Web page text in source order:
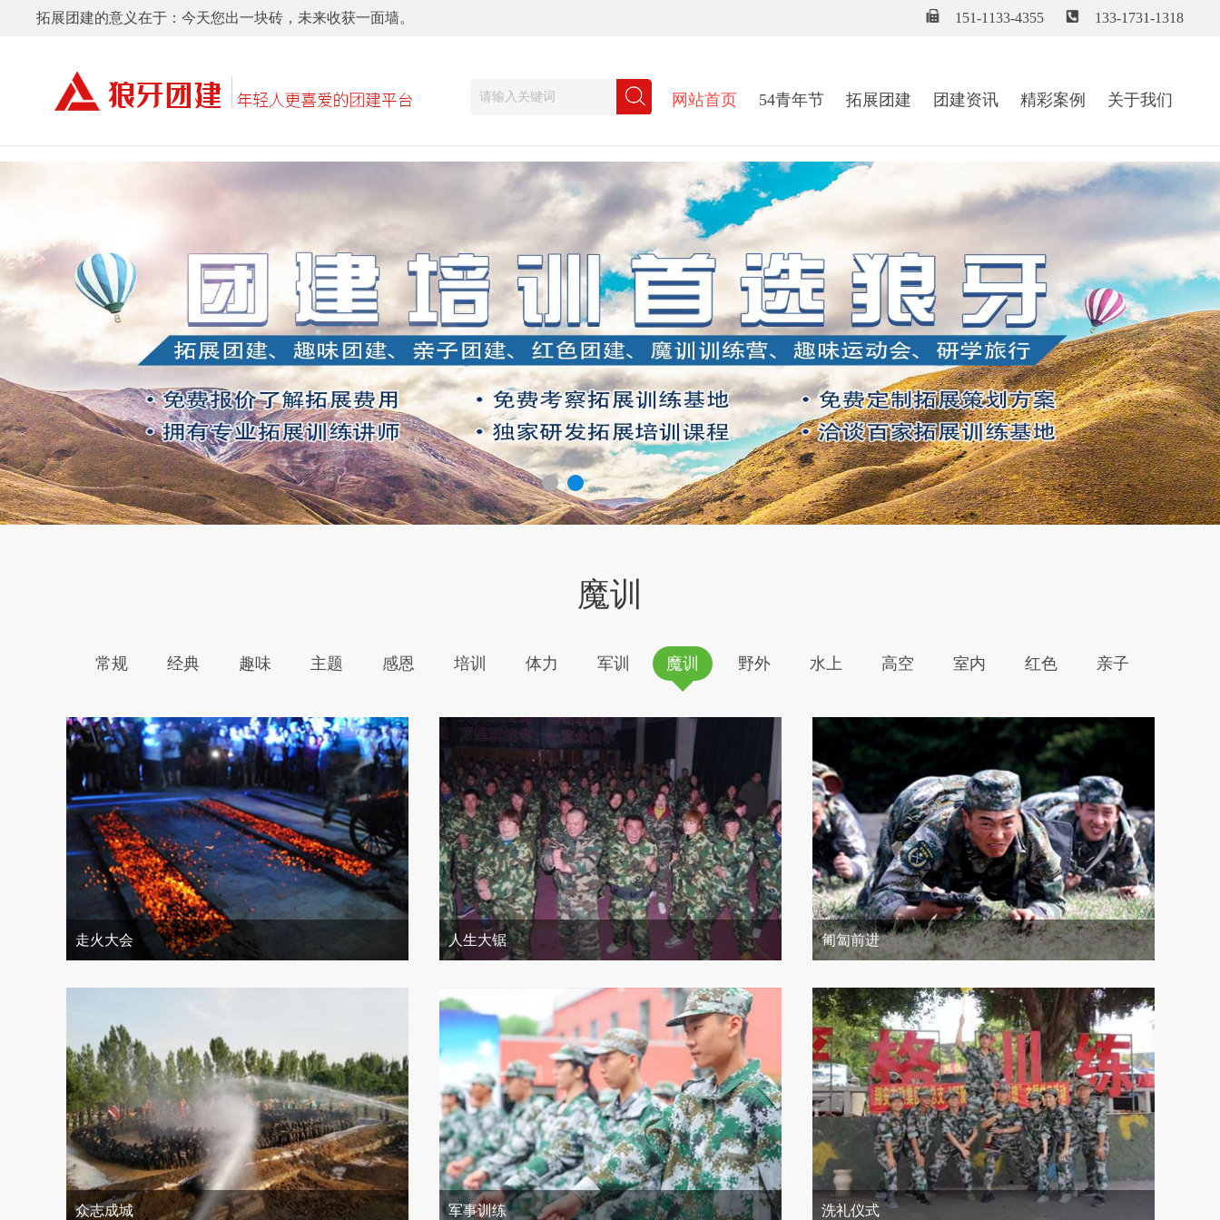
魔训
常规 经典 趣味 主题 感恩 培训 体力 军训 魔训 野外 水上 高空 室内 红色 亲子
走火大会 人生大锯 匍匐前进
众志成城 军事训练 洗礼仪式